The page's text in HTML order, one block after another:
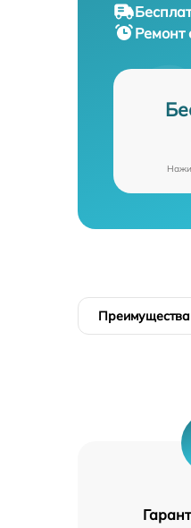
Ремонт
Преимущества